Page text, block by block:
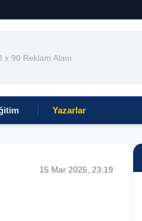
x 90 Reklam Alanı
Yazarlar
15 Mar 2025, 23:19